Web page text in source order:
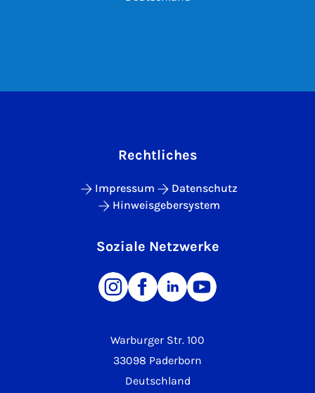
Warburger Str. 100
33098 Paderborn
Deutschland
Rechtliches
Impressum
Datenschutz
Hinweisgebersystem
Soziale Netzwerke